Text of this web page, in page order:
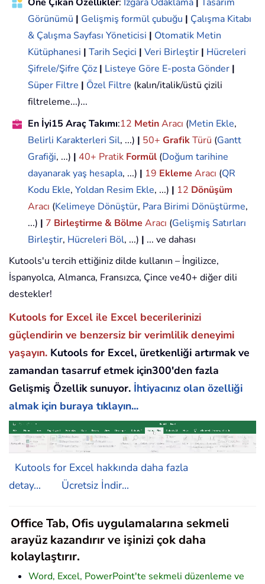
Görünümü | Gelişmiş formül çubuğu | Çalışma Kitabı
& Çalışma Sayfası Yöneticisi | Otomatik Metin
Kütüphanesi | Tarih Seçici | Veri Birleştir | Hücreleri
Şifrele/Şifre Çöz | Listeye Göre E-posta Gönder |
Süper Filtre | Özel Filtre (kalın/italik/üstü çizili
filtreleme...)...
En İyi15 Araç Takımı:12 MetinAracı (Metin Ekle,
Belirli Karakterleri Sil, ...) | 50+ GrafikTürü (Gantt
Grafiği, ...) | 40+ Pratik Formül (Doğum tarihine
dayanarak yaş hesapla, ...) | 19 Ekleme Aracı (QR
Kodu Ekle, Yoldan Resim Ekle, ...) | 12 Dönüşüm
Aracı (Kelimeye Dönüştür, Para Birimi Dönüştürme,
...) | 7 Birleştirme & Bölme Aracı (Gelişmiş Satırları
Birleştir, Hücreleri Böl, ...) | ... ve dahası
Kutools'u tercih ettiğiniz dilde kullanın – İngilizce,
İspanyolca, Almanca, Fransızca, Çince ve40+ diğer dili
destekler!
Kutools for Excel ile Excel becerilerinizi
güçlendirin ve benzersiz bir verimlilik deneyimi
yaşayın. Kutools for Excel, üretkenliği artırmak ve
zamandan tasarruf etmek için300'den fazla
Gelişmiş Özellik sunuyor. İhtiyacınız olan özelliği
almak için buraya tıklayın...
Kutools for Excel hakkında daha fazla
detay...
Ücretsiz İndir...
Office Tab, Ofis uygulamalarına sekmeli
arayüz kazandırır ve işinizi çok daha
kolaylaştırır.
Word, Excel, PowerPoint'te sekmeli düzenleme ve